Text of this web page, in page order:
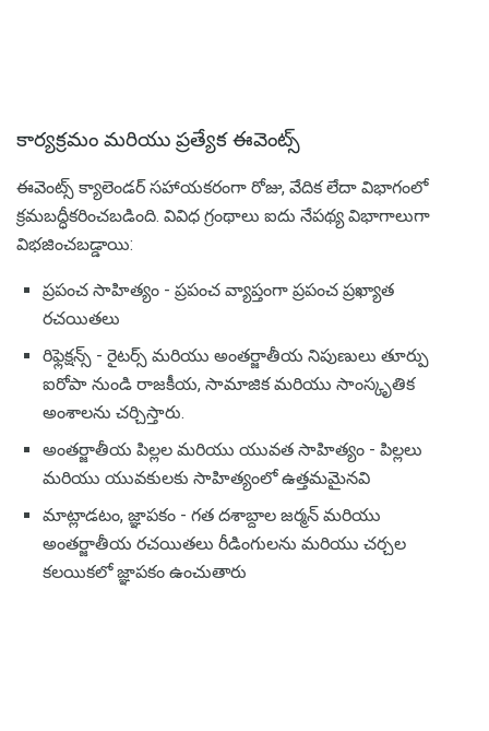
కార్యక్రమం మరియు ప్రత్యేక ఈవెంట్స్
ఈవెంట్స్ క్యాలెండర్ సహాయకరంగా రోజు, వేదిక లేదా విభాగంలో
క్రమబద్ధీకరించబడింది. వివిధ గ్రంథాలు ఐదు నేపథ్య విభాగాలుగా
విభజించబడ్డాయి:
ప్రపంచ సాహిత్యం - ప్రపంచ వ్యాప్తంగా ప్రపంచ ప్రఖ్యాత
రచయితలు
రిఫ్లెక్షన్స్ - రైటర్స్ మరియు అంతర్జాతీయ నిపుణులు తూర్పు
ఐరోపా నుండి రాజకీయ, సామాజిక మరియు సాంస్కృతిక
అంశాలను చర్చిస్తారు.
అంతర్జాతీయ పిల్లల మరియు యువత సాహిత్యం - పిల్లలు
మరియు యువకులకు సాహిత్యంలో ఉత్తమమైనవి
మాట్లాడటం, జ్ఞాపకం - గత దశాబ్దాల జర్మన్ మరియు
అంతర్జాతీయ రచయితలు రీడింగులను మరియు చర్చల
కలయికలో జ్ఞాపకం ఉంచుతారు